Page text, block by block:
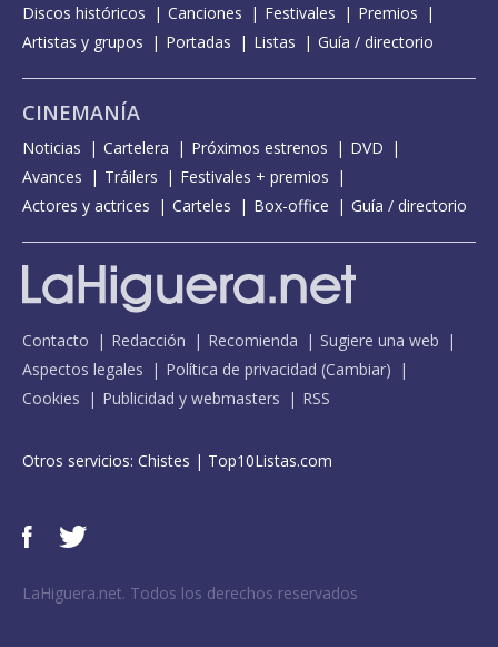
Discos históricos
Canciones Festivales
Premios
Artistas y grupos
Portadas Listas Guía / directorio
CINEMANÍA
Noticias Cartelera Próximos estrenos
DVD
Avances
Tráilers
Festivales + premios
Actores y actrices
Carteles Box-office Guía / directorio
Contacto Redacción Recomienda
Sugiere una web
Aspectos legales
Política de privacidad (Cambiar)
Cookies
Publicidad y webmasters RSS
Otros servicios: Chistes | Top10Listas.com
LaHiguera.net. Todos los derechos reservados